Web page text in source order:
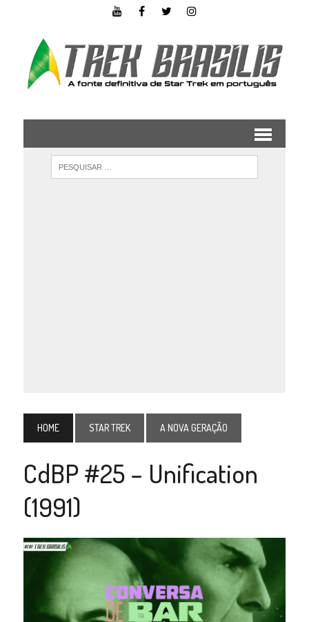
HOME STAR TREK A NOVA GERAÇÃO
CdBP #25 – Unification
(1991)